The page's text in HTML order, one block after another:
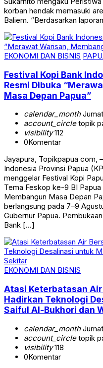
korban hendak memasuki
Baliem. “Berdasarkan
EKONOMI DAN BISNIS
Festival Kopi Bank
Resmi Dibuka
Masa Depan Papua”
calendar_month
account_circletopik
visibility112
0Komentar
Jayapura, Topikpapua com,
Indonesia Provinsi Papua
menggelar Festival Kopi
Tema Feskop ke-9 BI Papua
Membangun Masa Depan
berlangsung pada 7–9
Gubernur Papua.
Bank […]
EKONOMI DAN BISNIS
Atasi Keterbatasan
Hadirkan Teknologi
Saiful Al-Bukhori dan
calendar_month
account_circletopik
visibility118
0Komentar